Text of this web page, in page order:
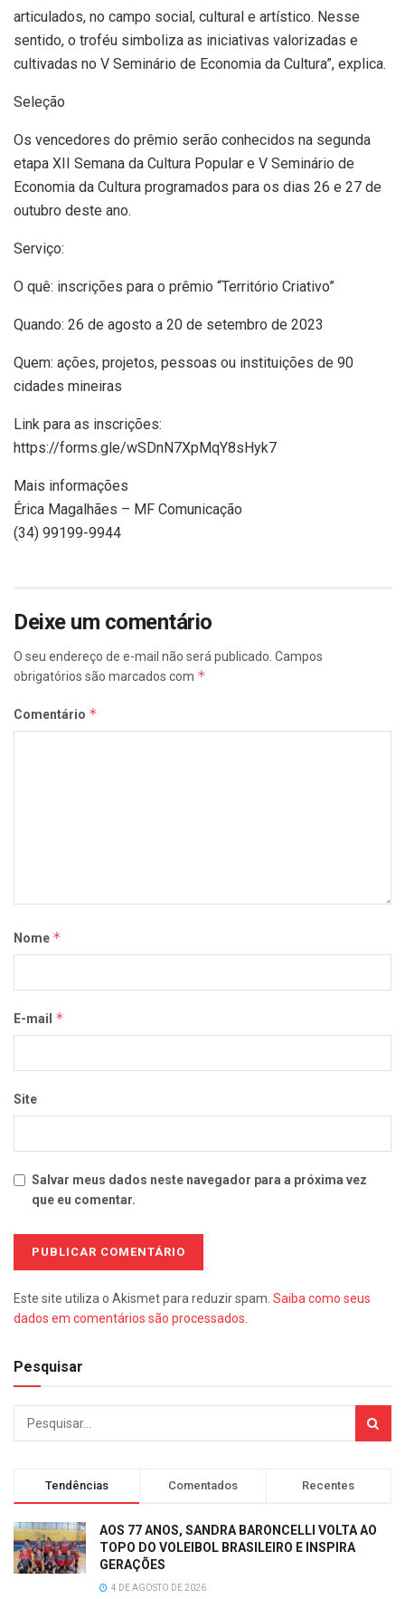
articulados, no campo social, cultural e artístico. Nesse
sentido, o troféu simboliza as iniciativas valorizadas e
cultivadas no V Seminário de Economia da Cultura”, explica.
Seleção
Os vencedores do prêmio serão conhecidos na segunda
etapa XII Semana da Cultura Popular e V Seminário de
Economia da Cultura programados para os dias 26 e 27 de
outubro deste ano.
Serviço:
O quê: inscrições para o prêmio “Território Criativo”
Quando: 26 de agosto a 20 de setembro de 2023
Quem: ações, projetos, pessoas ou instituições de 90
cidades mineiras
Link para as inscrições:
https://forms.gle/wSDnN7XpMqY8sHyk7
Mais informações
Érica Magalhães – MF Comunicação
(34) 99199-9944
Deixe um comentário
O seu endereço de e-mail não será publicado. Campos
obrigatórios são marcados com *
Comentário *
Nome *
E-mail *
Site
Salvar meus dados neste navegador para a próxima vez
que eu comentar.
Este site utiliza o Akismet para reduzir spam. Saiba como seus
dados em comentários são processados
Pesquisar
Tendências Comentados Recentes
AOS 77 ANOS, SANDRA BARONCELLI VOLTA AO
TOPO DO VOLEIBOL BRASILEIRO E INSPIRA
GERAÇÕES
4 DE AGOSTO DE 2026